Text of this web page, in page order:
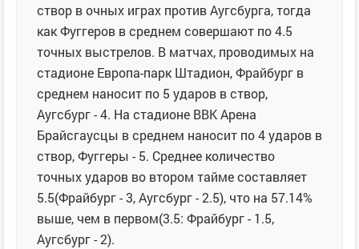
створ в очных играх против Аугсбурга, тогда
как Фуггеров в среднем совершают по 4.5
точных выстрелов. В матчах, проводимых на
стадионе Европа-парк Штадион, Фрайбург в
среднем наносит по 5 ударов в створ,
Аугсбург - 4. На стадионе ВВК Арена
Брайсгаусцы в среднем наносит по 4 ударов в
створ, Фуггеры - 5. Среднее количество
точных ударов во втором тайме составляет
5.5(Фрайбург - 3, Аугсбург - 2.5), что на 57.14%
выше, чем в первом(3.5: Фрайбург - 1.5,
Аугсбург - 2).